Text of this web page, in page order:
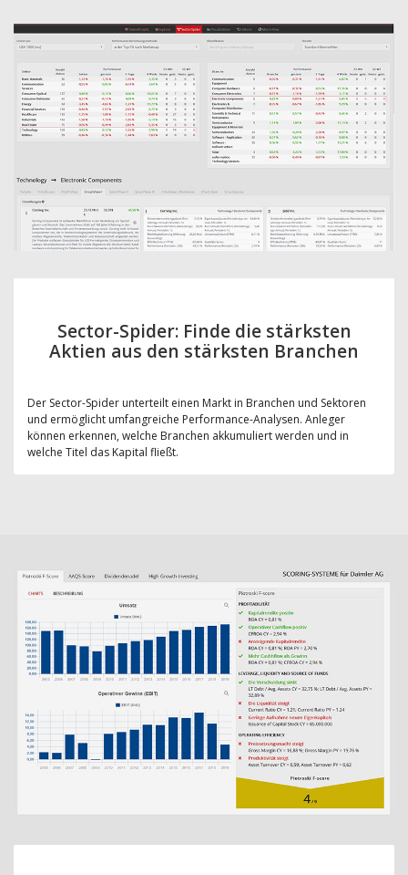
Sector-Spider: Finde die stärksten
Aktien aus den stärksten Branchen
Der Sector-Spider unterteilt einen Markt in Branchen und Sektoren
und ermöglicht umfangreiche Performance-Analysen. Anleger
können erkennen, welche Branchen akkumuliert werden und in
welche Titel das Kapital fließt.